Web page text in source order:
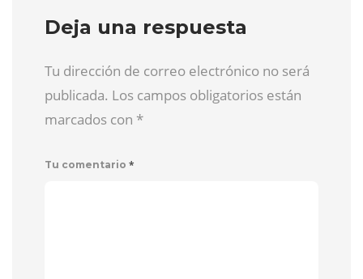
Deja una respuesta
Tu dirección de correo electrónico no será
publicada. Los campos obligatorios están
marcados con *
Tu comentario *